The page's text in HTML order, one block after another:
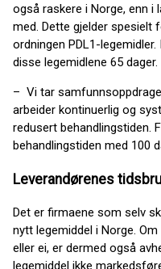
også raskere i Norge, enn i
med. Dette gjelder spesielt
ordningen PDL1-
disse legemidlene 65 dager.
– Vi tar
arbeider kontinuerlig og
redusert behandlingstiden.
behandlingstiden med 100
Leverandørenes
Det er firmaene som selv
nytt legemiddel i Norge.
eller ei, er dermed også
legemiddel ikke